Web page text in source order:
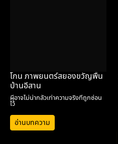
โกน ภาพยนตร์สยองขวัญพื้น
บ้านอีสาน
ผีอาจไม่น่ากลัวเท่าความจริงที่ถูกซ่อน
ไว้
อ่านบทความ